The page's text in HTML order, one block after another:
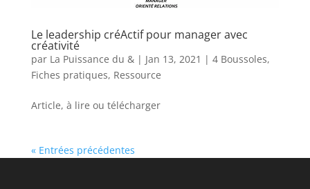
Le leadership créActif pour manager avec
créativité
par La Puissance du &| Jan 13, 2021 | 4 Boussoles,
Fiches pratiques, Ressource
Article, à lire ou télécharger
« Entrées précédentes